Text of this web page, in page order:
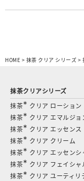
HOME > 抹茶 クリア シリーズ >
抹茶クリアシリーズ
抹茶∗ クリア ローション
抹茶∗ クリア エマルジョ
抹茶∗ クリア エッセンス
抹茶∗ クリア クリーム
抹茶∗ クリア エッセンシ
抹茶∗ クリア フェイシ
抹茶∗ クリア ユーティリ